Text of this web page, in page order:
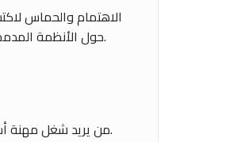
الاهتمام والحماس
حول الأنظمة المدمجة والروبوتيك.
من يريد شغل مهنة أستاذ الروبوتيك.